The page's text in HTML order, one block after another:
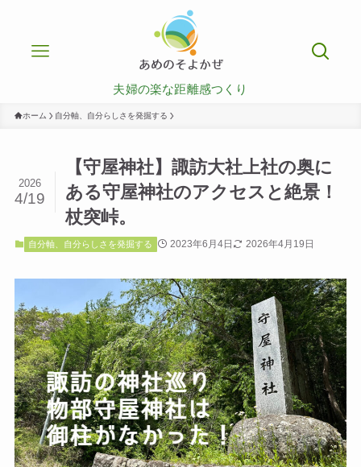
夫婦の楽な距離感つくり
ホーム 自分軸、自分らしさを発掘する
【守屋神社】諏訪大社上社の奥に
ある守屋神社のアクセスと絶景！
杖突峠。
2026
4/19
自分軸、自分らしさを発掘する 2023年6月4日 2026年4月19日